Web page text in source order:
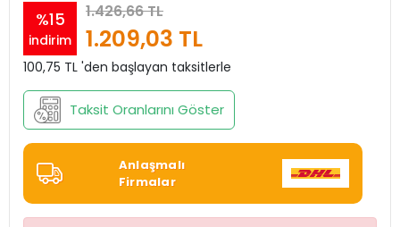
%15
indirim
1.426,66 TL
1.209,03 TL
100,75 TL 'den başlayan taksitlerle
Taksit Oranlarını Göster
Anlaşmalı
Firmalar